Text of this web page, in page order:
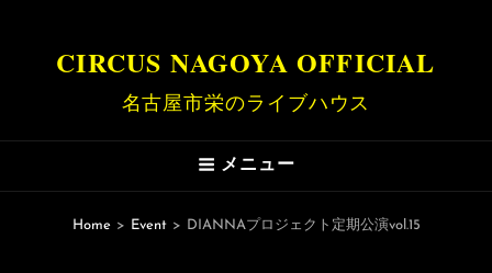
CIRCUS NAGOYA OFFICIAL
名古屋市栄のライブハウス
メニュー
Home > Event > DIANNAプロジェクト定期公演vol.15